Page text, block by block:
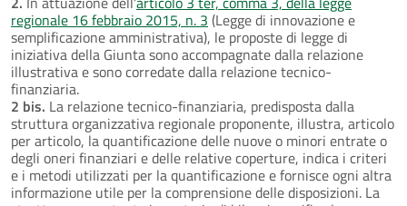
regionale 16 febbraio 2015, n. 3 (Legge di innovazione e
semplificazione amministrativa), le proposte di legge di
iniziativa della Giunta sono accompagnate dalla relazione
illustrativa e sono corredate dalla relazione tecnico-
finanziaria.
2 bis. La relazione tecnico-finanziaria, predisposta dalla
struttura organizzativa regionale proponente, illustra, articolo
per articolo, la quantificazione delle nuove o minori entrate o
degli oneri finanziari e delle relative coperture, indica i criteri
e i metodi utilizzati per la quantificazione e fornisce ogni altra
informazione utile per la comprensione delle disposizioni. La